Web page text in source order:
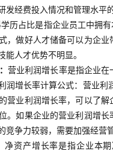
发经费投入情况和管理水
历占比是指企业员工中拥
，做好人才储备可以为企
人才优势不明显。
营业利润增长率是指企业
润增长率计算公式：营业
营业利润增长率，可以了
。如果企业的营业利润增
竞争力较弱，需要加强经
净资产增长率是指企业本